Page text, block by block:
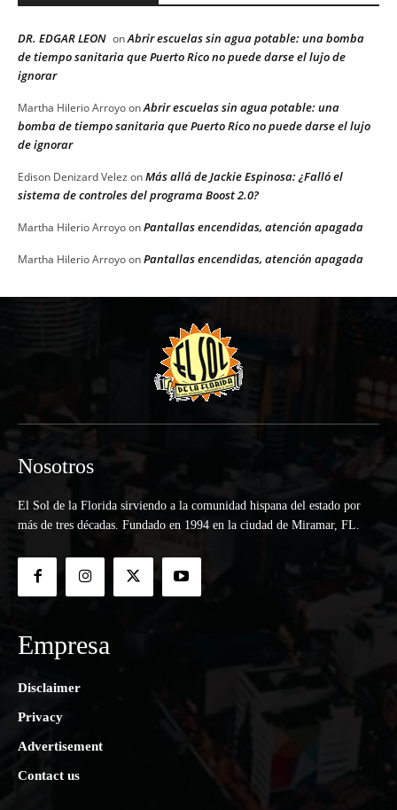
DR. EDGAR LEON onAbrir escuelas sin agua potable: una bomba
de tiempo sanitaria que Puerto Rico no puede darse el lujo de
ignorar
Martha Hilerio ArroyoonAbrir escuelas sin agua potable: una
bomba de tiempo sanitaria que Puerto Rico no puede darse el lujo
de ignorar
Edison Denizard Velez onMás allá de Jackie Espinosa: ¿Falló el
sistema de controles del programa Boost 2.0?
Martha Hilerio ArroyoonPantallas encendidas, atención apagada
Martha Hilerio ArroyoonPantallas encendidas, atención apagada
Nosotros
El Sol de la Florida sirviendo a la comunidad hispana del estado por
más de tres décadas. Fundado en 1994 en la ciudad de Miramar, FL.
Empresa
Disclaimer
Privacy
Advertisement
Contact us